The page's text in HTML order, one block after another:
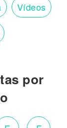
Vídeos
por